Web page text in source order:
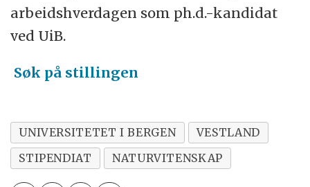
arbeidshverdagen som ph.d.-kandidat
ved UiB.
Søk på stillingen
UNIVERSITETET I BERGEN
VESTLAND
STIPENDIAT
NATURVITENSKAP